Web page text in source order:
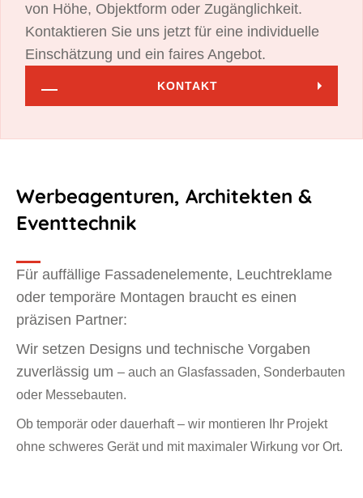
von Höhe, Objektform oder Zugänglichkeit.
Kontaktieren Sie uns jetzt für eine individuelle
Einschätzung und ein faires Angebot.
KONTAKT
Werbeagenturen, Architekten &
Eventtechnik
Für auffällige Fassadenelemente, Leuchtreklame
oder temporäre Montagen braucht es einen
präzisen Partner:
Wir setzen Designs und technische Vorgaben
zuverlässig um – auch an Glasfassaden, Sonderbauten
oder Messebauten.
Ob temporär oder dauerhaft – wir montieren Ihr Projekt
ohne schweres Gerät und mit maximaler Wirkung vor Ort.